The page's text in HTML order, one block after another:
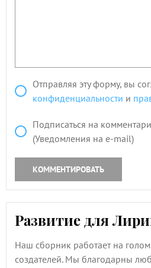
Отправляя эту форму, вы
конфиденциальности и
Подписаться на
(Уведомления на e-mail)
КОММЕНТИРОВАТЬ
Развитие для
Наш сборник работает на голом
создателей. Мы благодарны